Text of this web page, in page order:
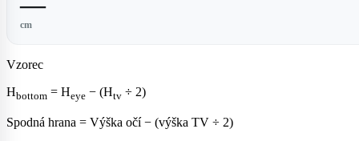
cm
Vzorec
Hbottom = Heye − (Htv ÷ 2)
Spodná hrana = Výška očí − (výška TV ÷ 2)